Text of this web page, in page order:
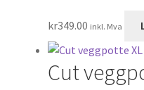
kr349.00 inkl. Mva
Cut